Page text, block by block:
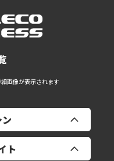
画像が表示されます
×4
ト